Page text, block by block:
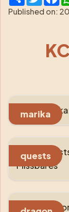
Published on:
marika
KCD2
quests
KCD2
Missbares
KCD2